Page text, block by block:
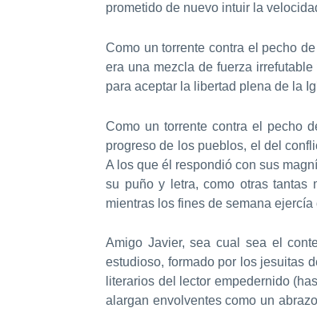
prometido de nuevo intuir la
Como un torrente contra el pecho
era una mezcla de fuerza
para aceptar la libertad plena de la
Como un torrente contra el pecho
progreso de los pueblos, el del
A los que él respondió con sus
su puño y letra, como otras tantas
mientras los fines de semana
Amigo Javier, sea cual sea el
estudioso, formado por los jesuitas
literarios del lector empedernido
alargan envolventes como un